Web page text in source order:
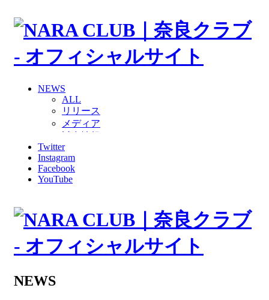
NEWS
ALL
リリース
メディア
グッズ
ファンコミュニティ
普及・育成
ホームタウン
その他
TEAM
2026/27トップチームスタッフ
Twitter
Instagram
Facebook
YouTube
NEWS